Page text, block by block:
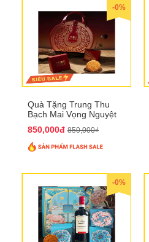
-0%
Quà Tặng Trung Thu
Bạch Mai Vọng Nguyệt
850,000đ 850,000₫
-0%